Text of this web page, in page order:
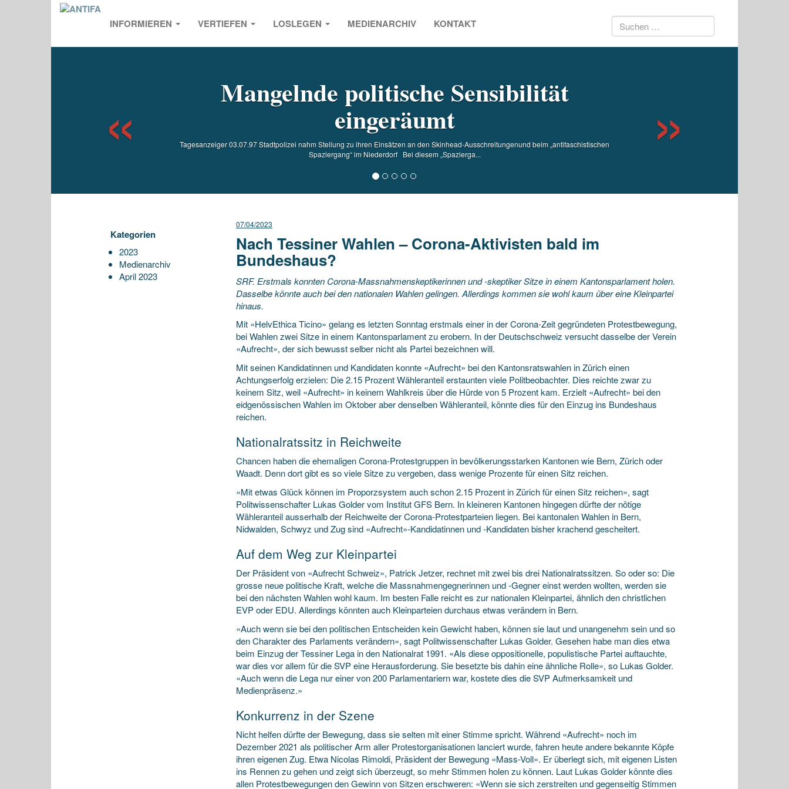
INFORMIEREN VERTIEFEN LOSLEGEN MEDIENARCHIV KONTAKT Suchen
Mangelnde politische Sensibilität
eingeräumt
Tagesanzeiger 03.07.97 Stadtpolizei nahm Stellung zu ihren Einsätzen an den Skinhead-Ausschreitungenund beim „antifaschistischen
Spaziergang“ im Niederdorf Bei diesem „Spazierga...
Previous
Kategorien
2023
Medienarchiv
April 2023
07/04/2023
Nach Tessiner Wahlen – Corona-Aktivisten bald im
Bundeshaus?
SRF. Erstmals konnten Corona-Massnahmenskeptikerinnen und -skeptiker Sitze in einem Kantonsparlament holen.
Dasselbe könnte auch bei den nationalen Wahlen gelingen. Allerdings kommen sie wohl kaum über eine Kleinpartei
hinaus.
Mit «HelvEthica Ticino» gelang es letzten Sonntag erstmals einer in der Corona-Zeit gegründeten Protestbewegung,
bei Wahlen zwei Sitze in einem Kantonsparlament zu erobern. In der Deutschschweiz versucht dasselbe der Verein
«Aufrecht», der sich bewusst selber nicht als Partei bezeichnen will.
Mit seinen Kandidatinnen und Kandidaten konnte «Aufrecht» bei den Kantonsratswahlen in Zürich einen
Achtungserfolg erzielen: Die 2.15 Prozent Wähleranteil erstaunten viele Politbeobachter. Dies reichte zwar zu
keinem Sitz, weil «Aufrecht» in keinem Wahlkreis über die Hürde von 5 Prozent kam. Erzielt «Aufrecht» bei den
eidgenössischen Wahlen im Oktober aber denselben Wähleranteil, könnte dies für den Einzug ins Bundeshaus
reichen.
Nationalratssitz in Reichweite
Chancen haben die ehemaligen Corona-Protestgruppen in bevölkerungsstarken Kantonen wie Bern, Zürich oder
Waadt. Denn dort gibt es so viele Sitze zu vergeben, dass wenige Prozente für einen Sitz reichen.
«Mit etwas Glück können im Proporzsystem auch schon 2.15 Prozent in Zürich für einen Sitz reichen», sagt
Politwissenschafter Lukas Golder vom Institut GFS Bern. In kleineren Kantonen hingegen dürfte der nötige
Wähleranteil ausserhalb der Reichweite der Corona-Protestparteien liegen. Bei kantonalen Wahlen in Bern,
Nidwalden, Schwyz und Zug sind «Aufrecht»-Kandidatinnen und -Kandidaten bisher krachend gescheitert.
Auf dem Weg zur Kleinpartei
Der Präsident von «Aufrecht Schweiz», Patrick Jetzer, rechnet mit zwei bis drei Nationalratssitzen. So oder so: Die
grosse neue politische Kraft, welche die Massnahmengegnerinnen und -Gegner einst werden wollten, werden sie
bei den nächsten Wahlen wohl kaum. Im besten Falle reicht es zur nationalen Kleinpartei, ähnlich den christlichen
EVP oder EDU. Allerdings könnten auch Kleinparteien durchaus etwas verändern in Bern.
«Auch wenn sie bei den politischen Entscheiden kein Gewicht haben, können sie laut und unangenehm sein und so
den Charakter des Parlaments verändern», sagt Politwissenschafter Lukas Golder. Gesehen habe man dies etwa
beim Einzug der Tessiner Lega in den Nationalrat 1991. «Als diese oppositionelle, populistische Partei auftauchte,
war dies vor allem für die SVP eine Herausforderung. Sie besetzte bis dahin eine ähnliche Rolle», so Lukas Golder.
«Auch wenn die Lega nur einer von 200 Parlamentariern war, kostete dies die SVP Aufmerksamkeit und
Medienpräsenz.»
Konkurrenz in der Szene
Nicht helfen dürfte der Bewegung, dass sie selten mit einer Stimme spricht. Während «Aufrecht» noch im
Dezember 2021 als politischer Arm aller Protestorganisationen lanciert wurde, fahren heute andere bekannte Köpfe
ihren eigenen Zug. Etwa Nicolas Rimoldi, Präsident der Bewegung «Mass-Voll». Er überlegt sich, mit eigenen Listen
ins Rennen zu gehen und zeigt sich überzeugt, so mehr Stimmen holen zu können. Laut Lukas Golder könnte dies
allen Protestbewegungen den Gewinn von Sitzen erschweren: «Wenn sie sich zerstreiten und gegenseitig Stimmen